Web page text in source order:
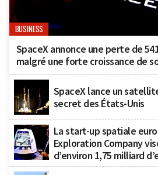
BUSINESS
SpaceX annonce une perte de
malgré une forte croissance de
SpaceX lance un
secret des États-Unis
La start-up spatiale
Exploration Company
d’environ 1,75 milliard